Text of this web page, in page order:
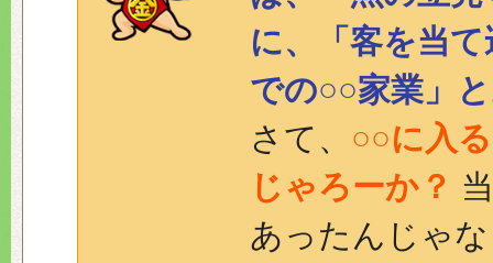
に、「客を当
での○○家業」
さて、 ○○に入
じゃろーか？
あったんじゃ